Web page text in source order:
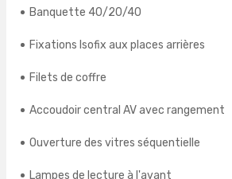
Banquette 40/20/40
Fixations Isofix aux places arrières
Filets de coffre
Accoudoir central AV avec rangement
Ouverture des vitres séquentielle
Lampes de lecture à l'avant